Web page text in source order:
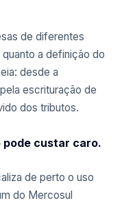
de diferentes
a definição do
desde a
escrituração de
dos tributos.
custar caro.
de perto o uso
do Mercosul